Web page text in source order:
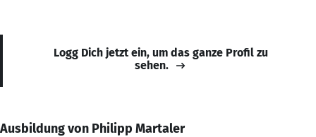
Logg Dich jetzt ein, um das ganze Profil zu
sehen.
Ausbildung von Philipp Martaler